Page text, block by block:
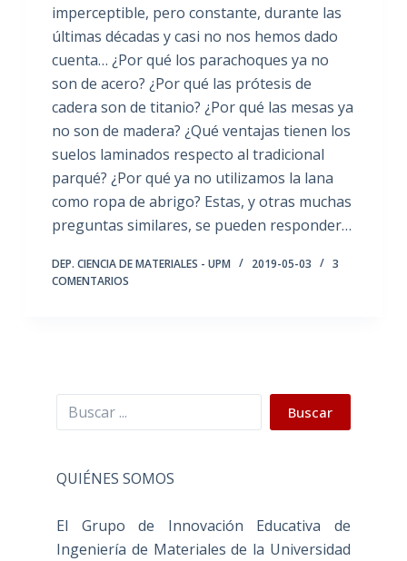
imperceptible, pero constante, durante las
últimas décadas y casi no nos hemos dado
cuenta… ¿Por qué los parachoques ya no
son de acero? ¿Por qué las prótesis de
cadera son de titanio? ¿Por qué las mesas ya
no son de madera? ¿Qué ventajas tienen los
suelos laminados respecto al tradicional
parqué? ¿Por qué ya no utilizamos la lana
como ropa de abrigo? Estas, y otras muchas
preguntas similares, se pueden responder…
DEP. CIENCIA DE MATERIALES - UPM 2019-05-03
3
COMENTARIOS
Buscar Buscar
QUIÉNES SOMOS
El Grupo de Innovación Educativa de
Ingeniería de Materiales de la Universidad